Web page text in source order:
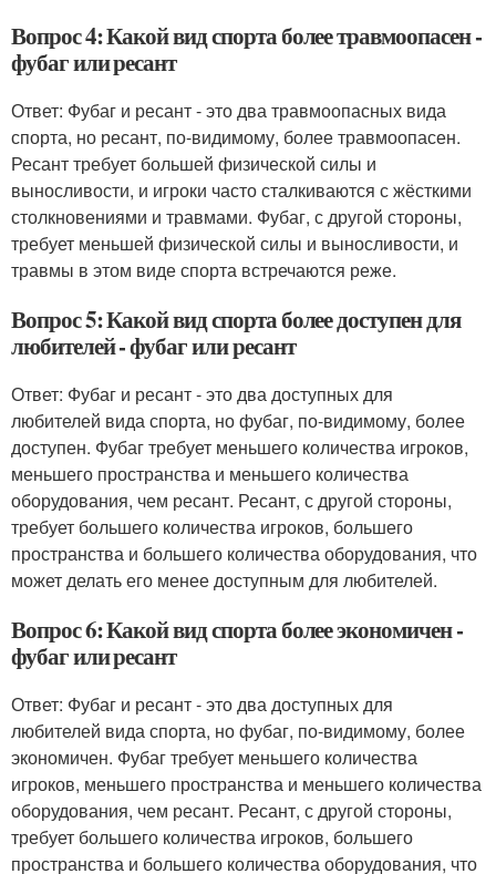
Вопрос 4: Какой вид спорта более травмоопасен -
фубаг или ресант
Ответ: Фубаг и ресант - это два травмоопасных вида
спорта, но ресант, по-видимому, более травмоопасен.
Ресант требует большей физической силы и
выносливости, и игроки часто сталкиваются с жёсткими
столкновениями и травмами. Фубаг, с другой стороны,
требует меньшей физической силы и выносливости, и
травмы в этом виде спорта встречаются реже.
Вопрос 5: Какой вид спорта более доступен для
любителей - фубаг или ресант
Ответ: Фубаг и ресант - это два доступных для
любителей вида спорта, но фубаг, по-видимому, более
доступен. Фубаг требует меньшего количества игроков,
меньшего пространства и меньшего количества
оборудования, чем ресант. Ресант, с другой стороны,
требует большего количества игроков, большего
пространства и большего количества оборудования, что
может делать его менее доступным для любителей.
Вопрос 6: Какой вид спорта более экономичен -
фубаг или ресант
Ответ: Фубаг и ресант - это два доступных для
любителей вида спорта, но фубаг, по-видимому, более
экономичен. Фубаг требует меньшего количества
игроков, меньшего пространства и меньшего количества
оборудования, чем ресант. Ресант, с другой стороны,
требует большего количества игроков, большего
пространства и большего количества оборудования, что